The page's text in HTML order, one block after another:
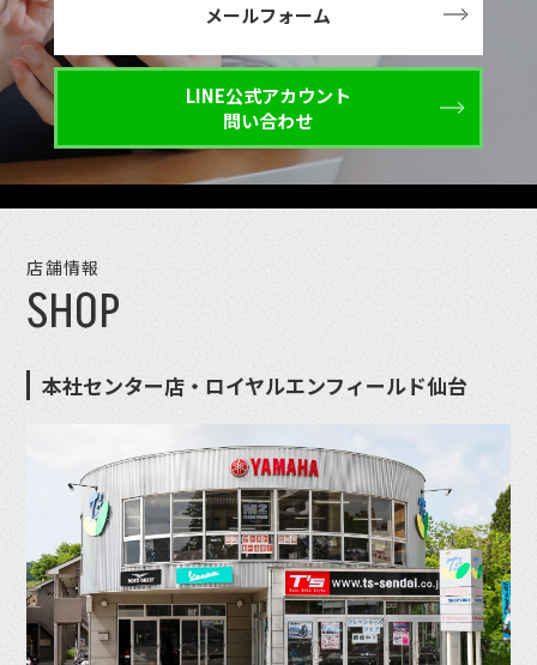
メールフォーム
LINE公式アカウント
問い合わせ
店舗情報
SHOP
本社センター店・ロイヤルエンフィールド仙台